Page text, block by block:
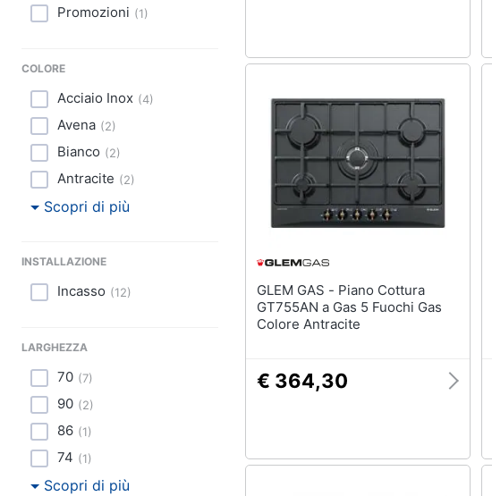
Casalinghi
Sport
Animali
Motori
Festività e ricorrenze
Promozioni
Vedi tutti
Promozioni (1)
COLORE
Acciaio Inox (4)
Avena (2)
Bianco (2)
Antracite (2)
Scopri di più
INSTALLAZIONE
Incasso (12)
LARGHEZZA
70 (7)
90 (2)
86 (1)
74 (1)
Scopri di più
GLEM GAS - Piano Cottura
GT755AN a Gas 5 Fuochi Gas
Colore Antracite
€ 364,30